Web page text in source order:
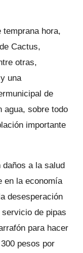
temprana hora,
Cactus,
otras,
una
de
agua, sobre todo
importante
a la salud
en la economía
desesperación
de pipas
para hacer
pesos por